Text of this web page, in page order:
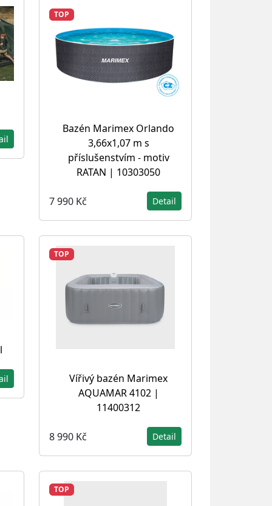
TOP
Bazén Marimex Orlando
3,66x1,07 m s
příslušenstvím - motiv
RATAN | 10303050
7 990 Kč Detail
TOP
Vířivý bazén Marimex
AQUAMAR 4102 |
11400312
8 990 Kč Detail
TOP